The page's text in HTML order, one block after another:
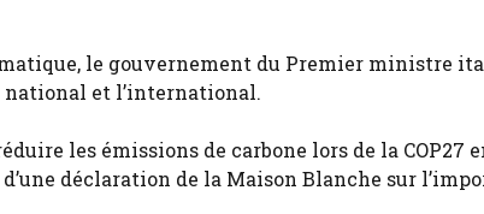
le gouvernement du Premier ministre
et l’international.
les émissions de carbone lors de la COP27
déclaration de la Maison Blanche sur